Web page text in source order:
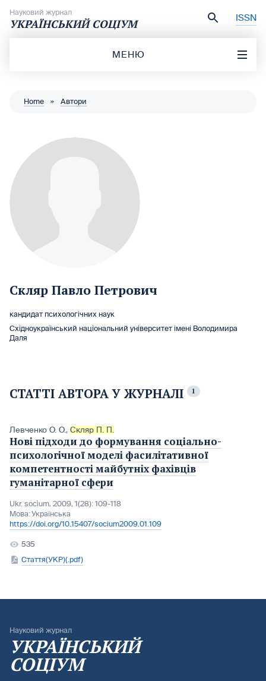
Науковий журнал
УКРАЇНСЬКИЙ СОЦІУМ ISSN
МЕНЮ
Home » Автори
Скляр Павло Петрович
кандидат психологічних наук
Східноукраїнський національний університет імені Володимира
Даля
СТАТТІ АВТОРА У ЖУРНАЛІ 1
Левченко О. О., Скляр П. П.
Нові підходи до формування соціально-
психологічної моделі фасилітативної
компетентності майбутніх фахівців
гуманітарної сфери
Ukr. socìum, 2009, 1(28): 109-118
Мова:Українська
https://doi.org/10.15407/socium2009.01.109
535
Стаття(УКР)(.pdf)
Науковий журнал
УКРАЇНСЬКИЙ
СОЦІУМ